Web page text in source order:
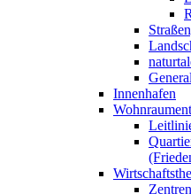
Innenhafen